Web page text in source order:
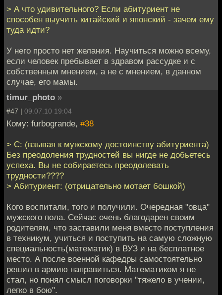
> А что удивительного? Если абитуриент не
способен выучить китайский и японский - зачем ему
туда идти?
У него просто нет желания. Научиться можно всему,
если человек пребывает в здравом рассудке и с
собственным мнением, а не с мнением, в данном
случае, его мамы.
timur_photo »
#47 | 09.07.10 19:04
Кому: furbogrande, #38
> С: (взывая к мужскому достоинству абитуриента)
Без преодоления трудностей вы нигде не добьетесь
успеха. Вы не собираетесь преодолевать
трудности????
> Абитуриент: (отрицательно мотает бошкой)
Кого воспитали, того и получили. Очередная "овца"
мужского пола. Сейчас очень благодарен своим
родителям, что заставили меня вместо поступления
в техникум, учиться и поступить на самую сложную
специальность(математик) в ВУЗ и на бесплатное
место. А после военной кафедры самостоятельно
решил в армию направиться. Математиком я не
стал, но понял смысл поговорки "тяжело в учении,
легко в бою".